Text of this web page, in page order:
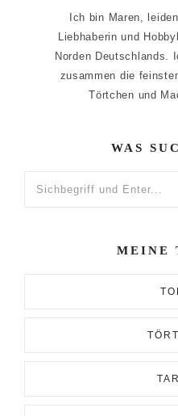
Ich bin Maren,
Liebhaberin und
Norden Deutschlands.
zusammen die
Törtchen und
WAS
MEINE